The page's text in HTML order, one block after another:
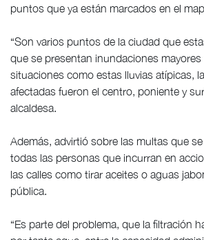
puntos que ya están marcados en el
“Son varios puntos de la ciudad que
que se presentan inundaciones mayores
situaciones como estas lluvias atípicas,
afectadas fueron el centro, poniente y
alcaldesa.
Además, advirtió sobre las multas que
todas las personas que incurran en
las calles como tirar aceites o aguas
pública.
“Es parte del problema, que la filtración